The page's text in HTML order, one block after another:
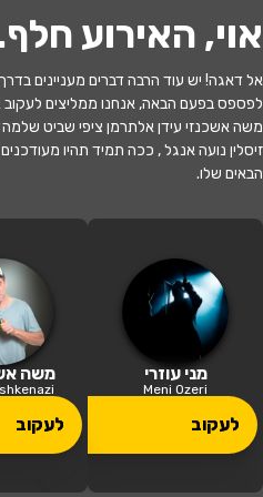
האירוע חלף
לשחרר את נחמה -
לעקוב
מתי?21:00 | 20.06
איפה?כפר סבא היכל
כמה עולה?
אוי, האירוע
אל דאגה! יש עוד הרבה דברים מעניינים
לפספס בפעם הבאה, אנחנו ממליצים לעקוב
משה אשכנזי עידן אלתרמן ציפי שביט שלמה
זיסלין נועה אנגל , ככה תמיד תהיו מעודכנים
הבאים שלו.
מני עוזרי
Meni Ozeri
לעקוב
משה
לעקוב